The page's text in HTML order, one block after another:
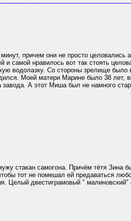
причем они не просто целовались
самой нравилось вот так стоять
водолазку. Со стороны зрелище
Моей матери Марине было 38 лет,
А этот Миша был не намного
стакан самогона. Причём тётя Зина
тот не помешал ей предаваться
Целый двестиграмовый "